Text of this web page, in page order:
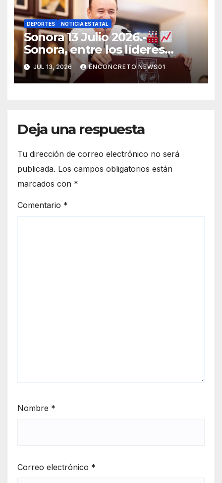
DEPORTES NOTICIA ESTATAL
Sonora 13 Julio 2026.-
Sonora, entre los líderes
nacionales en crecimiento
manufacturero durante 2026
JUL 13, 2026 ENCONCRETO.NEWS01
Deja una respuesta
Tu dirección de correo electrónico no será
publicada. Los campos obligatorios están
marcados con *
Comentario *
Nombre *
Correo electrónico *